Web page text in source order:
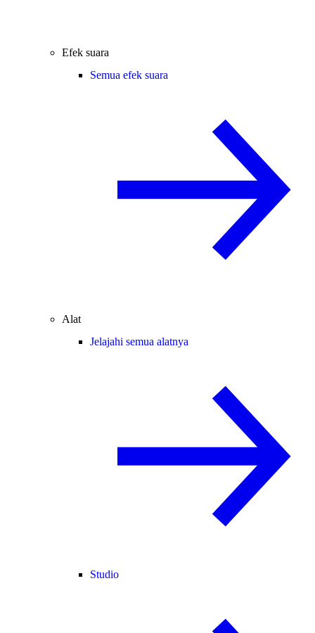
Efek suara
Semua efek suara
Alat
Jelajahi semua alatnya
Studio